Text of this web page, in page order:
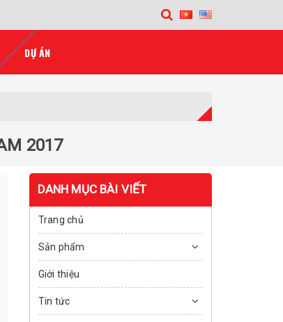
DỰ ÁN
2017
DANH MỤC BÀI VIẾT
Trang chủ
Sản phẩm
Giới thiệu
Tin tức